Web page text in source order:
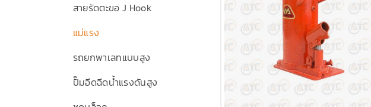
สายรัดตะขอ J Hook
แม่แรง
รถยกพาเลทแบบสูง
ปั๊มอีดฉีดน้ำแรงดันสูง